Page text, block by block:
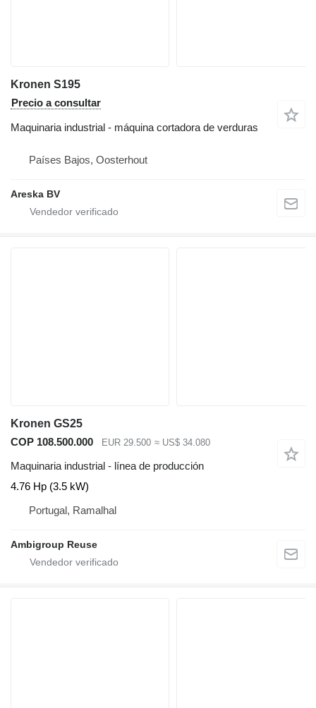
Kronen S195
Precio a consultar
Maquinaria industrial - máquina cortadora de verduras
Países Bajos, Oosterhout
Areska BV
Kronen GS25
COP 108.500.000
EUR 29.500 ≈ US$ 34.080
Maquinaria industrial - línea de producción
4.76 Hp (3.5 kW)
Portugal, Ramalhal
Ambigroup Reuse